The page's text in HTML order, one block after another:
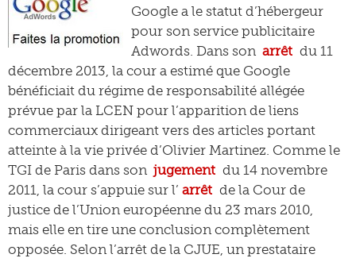
Google a le statut d’hébergeur
pour son service publicitaire
Adwords. Dans son arrêt du 11
décembre 2013, la cour a estimé que Google
bénéficiait du régime de responsabilité allégée
prévue par la LCEN pour l’apparition de liens
commerciaux dirigeant vers des articles portant
atteinte à la vie privée d’Olivier Martinez. Comme le
TGI de Paris dans son jugement du 14 novembre
2011, la cour s’appuie sur l’ arrêt de la Cour de
justice de l’Union européenne du 23 mars 2010,
mais elle en tire une conclusion complètement
opposée. Selon l’arrêt de la CJUE, un prestataire